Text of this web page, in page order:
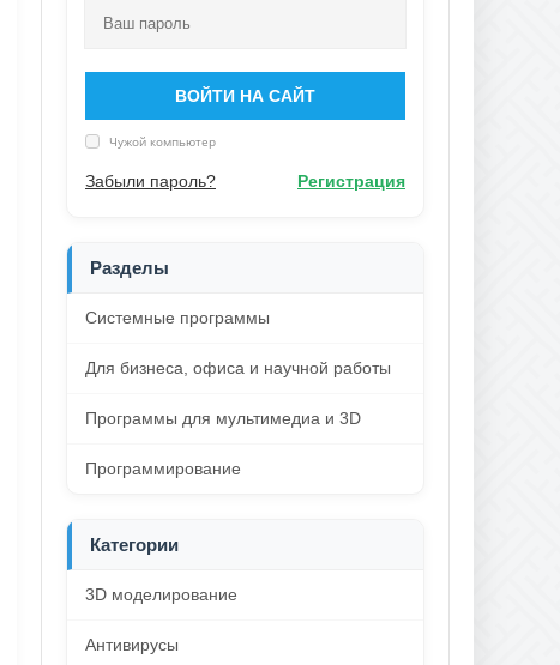
ВОЙТИ НА САЙТ
Чужой компьютер
Забыли пароль? Регистрация
Разделы
Системные программы
Для бизнеса, офиса и научной работы
Программы для мультимедиа и 3D
Программирование
Категории
3D моделирование
Антивирусы